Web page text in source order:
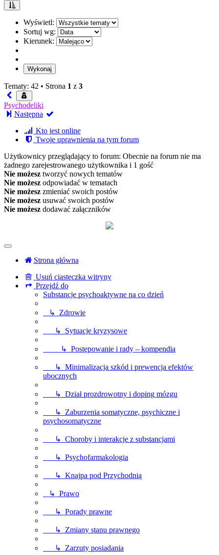
Wyświetl:
Sortuj wg:
Kierunek:
Tematy: 42 • Strona 1 z 3
Psychodeliki
Następna
Kto jest online
Twoje uprawnienia na tym forum
Użytkownicy przeglądający to forum: Obecnie na forum nie ma
żadnego zarejestrowanego użytkownika i 1 gość
Nie możesz tworzyć nowych tematów
Nie możesz odpowiadać w tematach
Nie możesz zmieniać swoich postów
Nie możesz usuwać swoich postów
Nie możesz dodawać załączników
Strona główna
Usuń ciasteczka witryny
Przejdź do
Substancje psychoaktywne na co dzień
↳ Zdrowie
↳ Sytuacje kryzysowe
↳ Postępowanie i rady – kompendia
↳ Minimalizacja szkód i prewencja efektów
ubocznych
↳ Dział prozdrowotny i doping mózgu
↳ Zaburzenia somatyczne, psychiczne i
psychosomatyczne
↳ Choroby i interakcje z substancjami
↳ Psychofarmakologia
↳ Knajpa pod Przychodnią
↳ Prawo
↳ Porady prawne
↳ Zmiany stanu prawnego
↳ Zarzuty posiadania